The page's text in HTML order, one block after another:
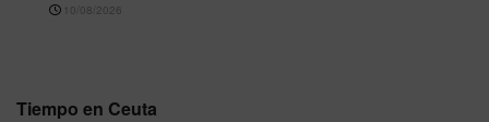
10/08/2026
Tiempo en Ceuta